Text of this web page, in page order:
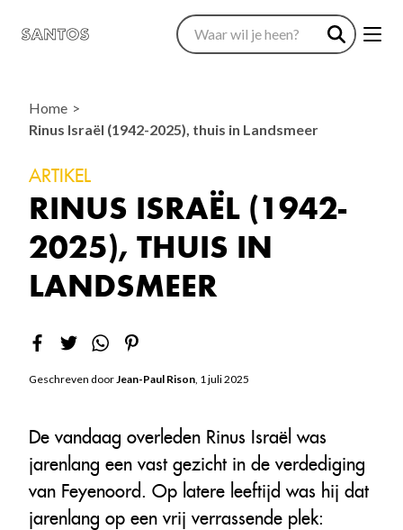
Home
Rinus Israël (1942-2025), thuis in Landsmeer
ARTIKEL
RINUS ISRAËL (1942-
2025), THUIS IN
LANDSMEER
Geschreven doorJean-Paul Rison, 1 juli 2025
De vandaag overleden Rinus Israël was
jarenlang een vast gezicht in de verdediging
van Feyenoord. Op latere leeftijd was hij dat
jarenlang op een vrij verrassende plek: